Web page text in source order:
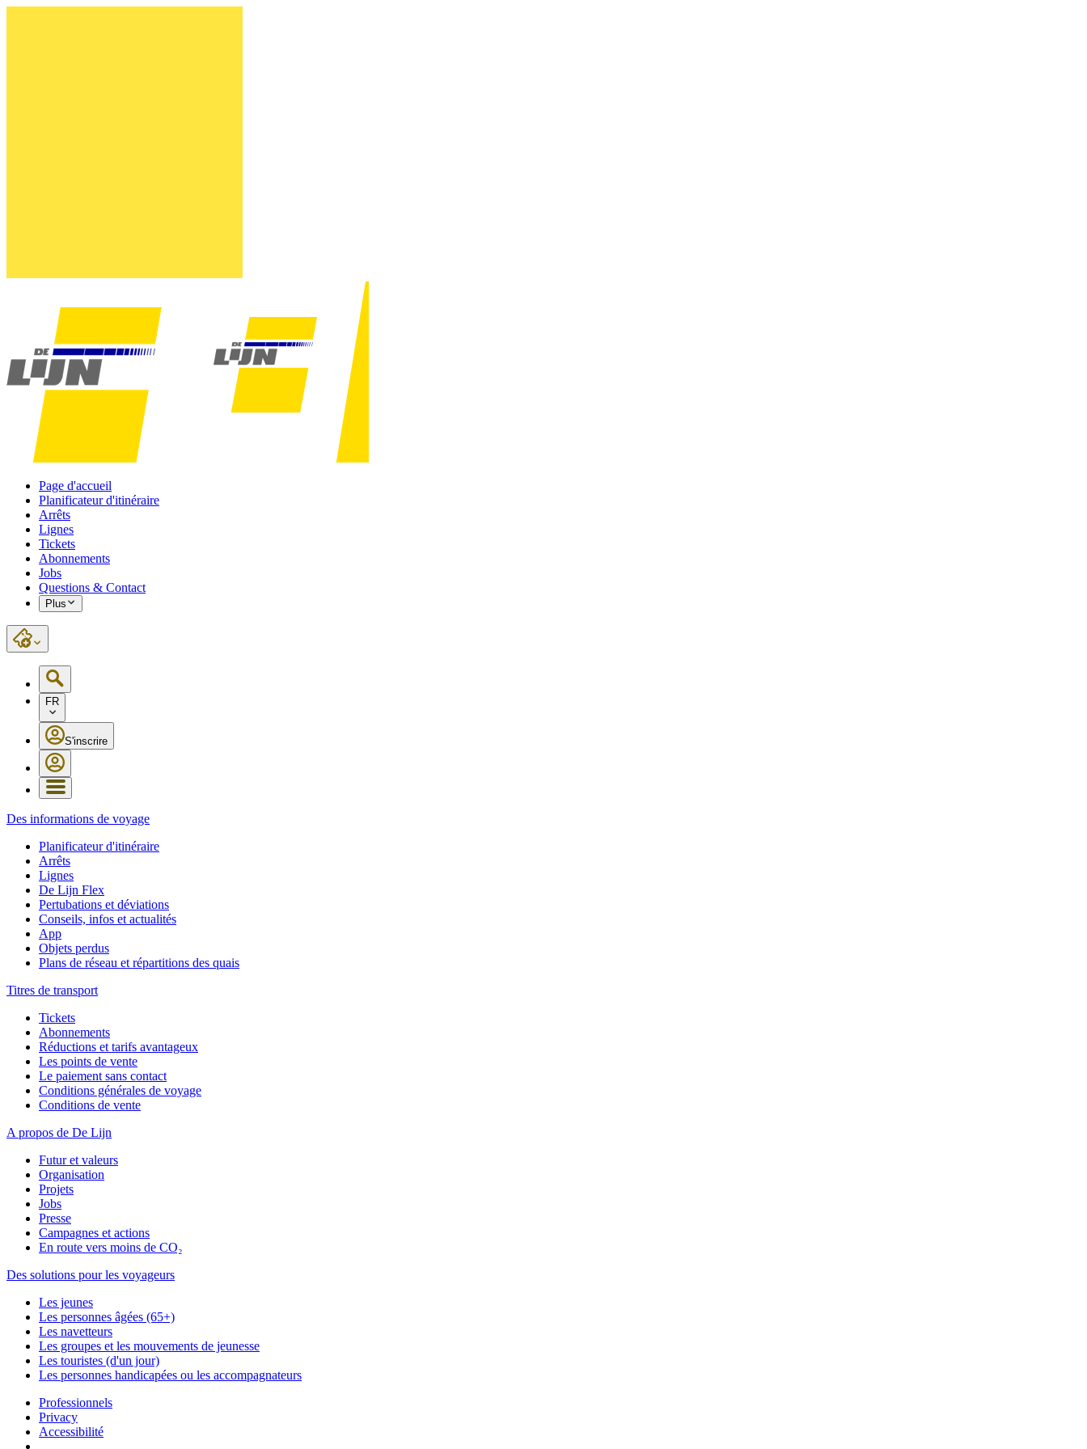
Page d'accueil
Planificateur d'itinéraire
Arrêts
Lignes
Tickets
Abonnements
Jobs
Questions & Contact
Plus
FR
S'inscrire
Des informations de voyage
Planificateur d'itinéraire
Arrêts
Lignes
De Lijn Flex
Pertubations et déviations
Conseils, infos et actualités
App
Objets perdus
Plans de réseau et répartitions des quais
Titres de transport
Tickets
Abonnements
Réductions et tarifs avantageux
Les points de vente
Le paiement sans contact
Conditions générales de voyage
Conditions de vente
A propos de De Lijn
Futur et valeurs
Organisation
Projets
Jobs
Presse
Campagnes et actions
En route vers moins de CO₂
Des solutions pour les voyageurs
Les jeunes
Les personnes âgées (65+)
Les navetteurs
Les groupes et les mouvements de jeunesse
Les touristes (d'un jour)
Les personnes handicapées ou les accompagnateurs
Professionnels
Privacy
Accessibilité